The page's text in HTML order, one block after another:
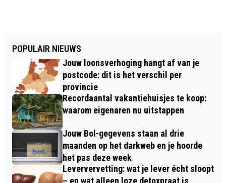
POPULAIR NIEUWS
Jouw loonsverhoging hangt af van je
postcode: dit is het verschil per
provincie
Recordaantal vakantiehuisjes te koop:
waarom eigenaren nu uitstappen
Jouw Bol-gegevens staan al drie
maanden op het darkweb en je hoorde
het pas deze week
Leververvetting: wat je lever écht sloopt
– en wat alleen loze detoxpraat is